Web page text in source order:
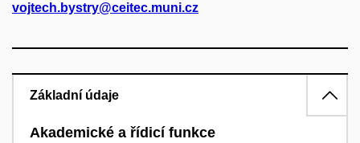
vojtech.bystry@ceitec.muni.cz
Základní údaje
Akademické a řídicí funkce